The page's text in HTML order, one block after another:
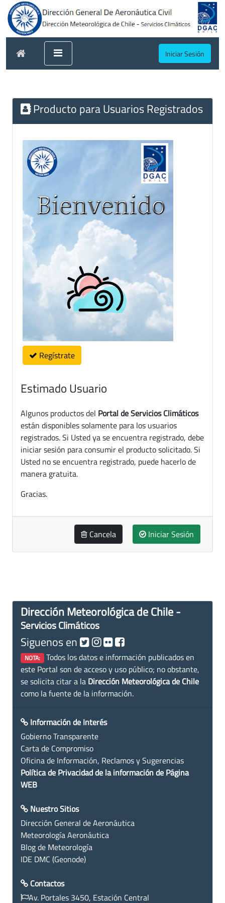
Iniciar Sesión
Producto para Usuarios Registrados
Regístrate
Estimado Usuario
Algunos productos del Portal de Servicios Climáticos
están disponibles solamente para los usuarios
registrados. Si Usted ya se encuentra registrado, debe
iniciar sesión para consumir el producto solicitado. Si
Usted no se encuentra registrado, puede hacerlo de
manera gratuita.
Gracias.
Cancela Iniciar Sesión
Dirección Meteorológica de Chile -
Servicios Climáticos
Siguenos en
NOTA: Todos los datos e información publicados en
este Portal son de acceso y uso público; no obstante,
se solicita citar a la Dirección Meteorológica de Chile
como la fuente de la información.
Información de Interés
Gobierno Transparente
Carta de Compromiso
Oficina de Información, Reclamos y Sugerencias
Política de Privacidad de la información de Página
WEB
Nuestro Sitios
Dirección General de Aeronáutica
Meteorología Aeronáutica
Blog de Meteorología
IDE DMC (Geonode)
Contactos
Av. Portales 3450, Estación Central